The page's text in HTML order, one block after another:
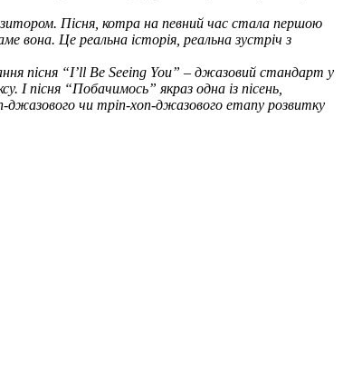
Пісня, котра на певний час стала першою
вона. Це реальна історія, реальна зустріч з
пісня “I’ll Be Seeing You” – джазовий стандарт у
І пісня “Побачимось” якраз одна із пісень,
джазового чи тріп-хоп-джазового етапу розвитку